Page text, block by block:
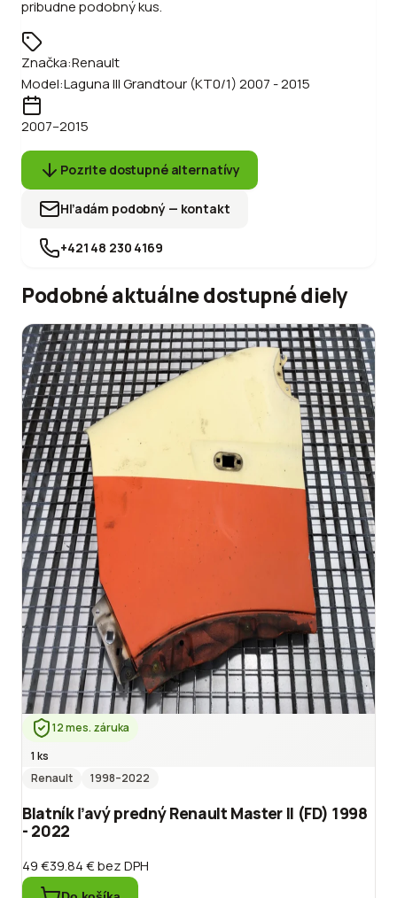
pribudne podobný kus.
Značka:Renault
Model:Laguna III Grandtour (KT0/1) 2007 - 2015
2007–2015
Pozrite dostupné alternatívy
Hľadám podobný — kontakt
+421 48 230 4169
Podobné aktuálne dostupné diely
12 mes. záruka
1 ks
Renault
1998–2022
Blatník ľavý predný Renault Master II (FD) 1998
- 2022
49 €39.84 €bez DPH